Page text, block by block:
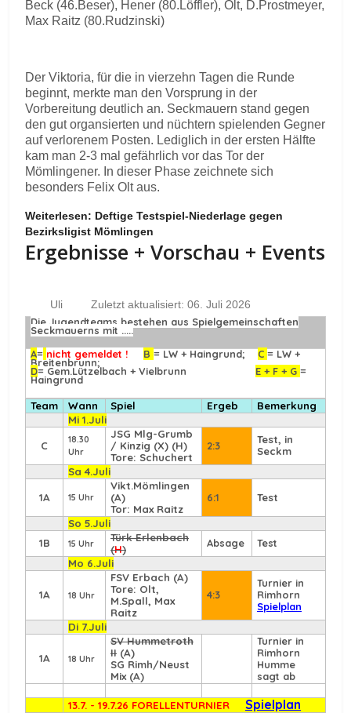
Beck (46.Beser), Hener (80.Löffler), Olt, D.Prostmeyer,
Max Raitz (80.Rudzinski)
Der Viktoria, für die in vierzehn Tagen die Runde
beginnt, merkte man den Vorsprung in der
Vorbereitung deutlich an. Seckmauern stand gegen
den gut organsierten und nüchtern spielenden Gegner
auf verlorenem Posten. Lediglich in der ersten Hälfte
kam man 2-3 mal gefährlich vor das Tor der
Mömlingener. In dieser Phase zeichnete sich
besonders Felix Olt aus.
Weiterlesen: Deftige Testspiel-Niederlage gegen
Bezirksligist Mömlingen
Ergebnisse + Vorschau + Events
Uli
Zuletzt aktualisiert: 06. Juli 2026
Die Jugendteams bestehen aus Spielgemeinschaften
Seckmauerns mit .....
A= nicht gemeldet ! B = LW + Haingrund;C = LW +
Breitenbrunn;
D= Gem.Lützelbach + Vielbrunn E + F + G =
Haingrund
Team Wann Spiel Ergeb
Bemerkung
Mi 1.Juli
C
18.30
Uhr
JSG Mlg-Grumb
/ Kinzig (X) (H)
Tore: Schuchert
2:3
Test, in
Seckm
Sa 4.Juli
1A 15 Uhr
Vikt.Mömlingen
(A)
Tor: Max Raitz
6:1 Test
So 5.Juli
1B
15 Uhr
Türk Erlenbach
(H) Absage
Test
Mo 6.Juli
1A 18 Uhr
FSV Erbach (A)
Tore: Olt,
M.Spall, Max
Raitz
4:3
Turnier in
Rimhorn
Spielplan
Di 7.Juli
1A 18 Uhr
SV Hummetroth
II (A)
SG Rimh/Neust
Mix (A)
Turnier in
Rimhorn
Humme
sagt ab
13.7. - 19.7.26 FORELLENTURNIER Spielplan